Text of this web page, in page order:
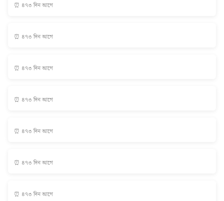
⏰ ৪৭৩ দিন আগে
⏰ ৪৭৩ দিন আগে
⏰ ৪৭৩ দিন আগে
⏰ ৪৭৩ দিন আগে
⏰ ৪৭৩ দিন আগে
⏰ ৪৭৩ দিন আগে
⏰ ৪৭৩ দিন আগে